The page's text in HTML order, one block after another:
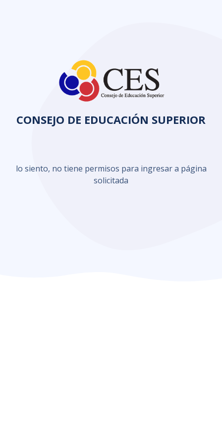
CONSEJO DE EDUCACIÓN SUPERIOR
lo siento, no tiene permisos para ingresar a página
solicitada